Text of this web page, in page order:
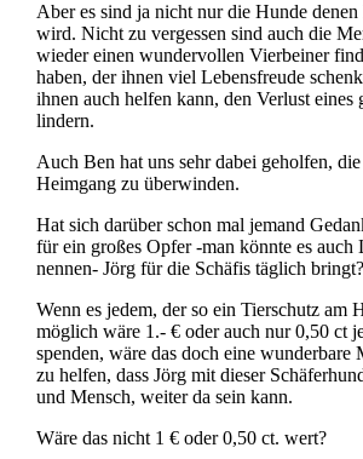
Aber es sind ja nicht nur die Hunde
wird. Nicht zu vergessen sind auch die
wieder einen wundervollen Vierbeiner
haben, der ihnen viel Lebensfreude
ihnen auch helfen kann, den Verlust eines
lindern.
Auch Ben hat uns sehr dabei geholfen,
Heimgang zu überwinden.
Hat sich darüber schon mal jemand
für ein großes Opfer -man könnte es auch
nennen- Jörg für die Schäfis täglich bringt?
Wenn es jedem, der so ein Tierschutz am
möglich wäre 1.- € oder auch nur 0,50 ct
spenden, wäre das doch eine
zu helfen, dass Jörg mit dieser
und Mensch, weiter da sein kann.
Wäre das nicht 1 € oder 0,50 ct. wert?